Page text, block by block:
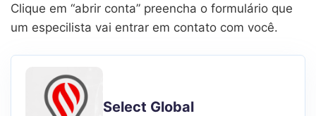
Clique em “abrir conta” preencha o formulário que
um especilista vai entrar em contato com você.
Select Global